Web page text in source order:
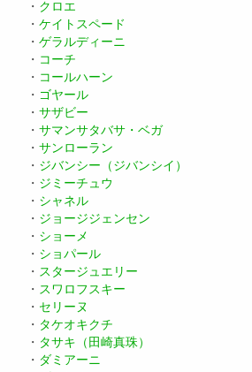
・ クロエ
・ ケイトスペード
・ ゲラルディーニ
・ コーチ
・ コールハーン
・ ゴヤール
・ サザビー
・ サマンサタバサ・ベガ
・ サンローラン
・ ジバンシー（ジバンシイ）
・ ジミーチュウ
・ シャネル
・ ジョージジェンセン
・ ショーメ
・ ショパール
・ スタージュエリー
・ スワロフスキー
・ セリーヌ
・ タケオキクチ
・ タサキ（田崎真珠）
・ ダミアーニ